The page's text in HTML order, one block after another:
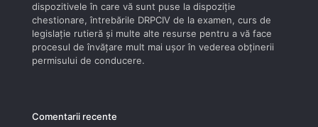
dispozitivele în care vă sunt puse la dispoziţie
chestionare, întrebările DRPCIV de la examen, curs de
legislaţie rutieră şi multe alte resurse pentru a vă face
procesul de învăţare mult mai uşor în vederea obţinerii
permisului de conducere.
Comentarii recente